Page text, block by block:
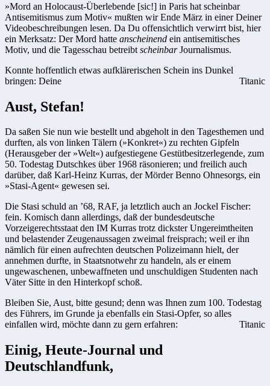
»Mord an Holocaust-Überlebende [sic!] in Paris hat scheinbar
Antisemitismus zum Motiv« mußten wir Ende März in einer Deiner
Videobeschreibungen lesen. Da Du offensichtlich verwirrt bist, hier
ein Merksatz: Der Mord hatte anscheinend ein antisemitisches
Motiv, und die Tagesschau betreibt scheinbarJournalismus.
Konnte hoffentlich etwas aufklärerischen Schein ins Dunkel
bringen: Deine
Titanic
Aust, Stefan!
Da saßen Sie nun wie bestellt und abgeholt in den Tagesthemen und
durften, als von linken Tälern (»Konkret«) zu rechten Gipfeln
(Herausgeber der »Welt«) aufgestiegene Gestütbesitzerlegende, zum
50. Todestag Dutschkes über 1968 räsonieren; und freilich auch
darüber, daß Karl-Heinz Kurras, der Mörder Benno Ohnesorgs, ein
»Stasi-Agent« gewesen sei.
Die Stasi schuld an ’68, RAF, ja letztlich auch an Jockel Fischer:
fein. Komisch dann allerdings, daß der bundesdeutsche
Vorzeigerechtsstaat den IM Kurras trotz dickster Ungereimtheiten
und belastender Zeugenaussagen zweimal freisprach; weil er ihn
nämlich für einen aufrechten deutschen Polizeimann hielt, der
annehmen durfte, in Staatsnotwehr zu handeln, als er einem
ungewaschenen, unbewaffneten und unschuldigen Studenten nach
Väter Sitte in den Hinterkopf schoß.
Bleiben Sie, Aust, bitte gesund; denn was Ihnen zum 100. Todestag
des Führers, im Grunde ja ebenfalls ein Stasi-Opfer, so alles
einfallen wird, möchte dann zu gern erfahren:
Titanic
Einig, Heute-Journal und
Deutschlandfunk,